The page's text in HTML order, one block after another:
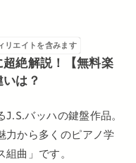
リエイトを含みます
超絶解説！【無料楽
は？
バッハの鍵盤作品。
力から多くのピアノ学
曲」です。